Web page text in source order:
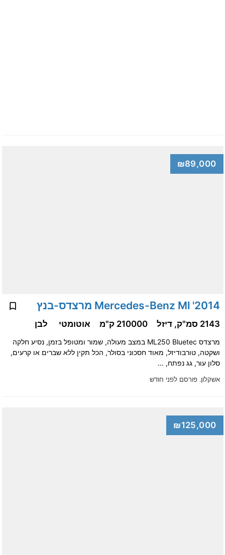
₪89,000
2014' Mercedes-Benz Ml מרצדס-בנץ
אשקלון.פורסם לפני חודש
2143 סמ"ק, דיזל 210000 ק"מ אוטומטי לבן
מרצדס ML250 Bluetec במצב מעולה, שמור ומטופל בזמן, נסיע חלקה
ושקטה, טורבודיזל, מאוד חסכוני בסולר, הכל תקין ללא שברים או קרעים,
סלון עור, גג נפתח, …
₪125,000